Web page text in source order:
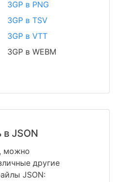
3GP в PNG
3GP в TSV
3GP в VTT
3GP в WEBM
в JSON
можно
другие
JSON: